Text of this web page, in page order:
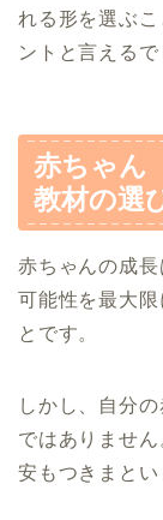
れる形を選ぶ
ントと言えるで
赤ちゃん
教材の選
赤ちゃんの成
可能性を最大
とです。
しかし、自分
ではありませ
安もつきまとい